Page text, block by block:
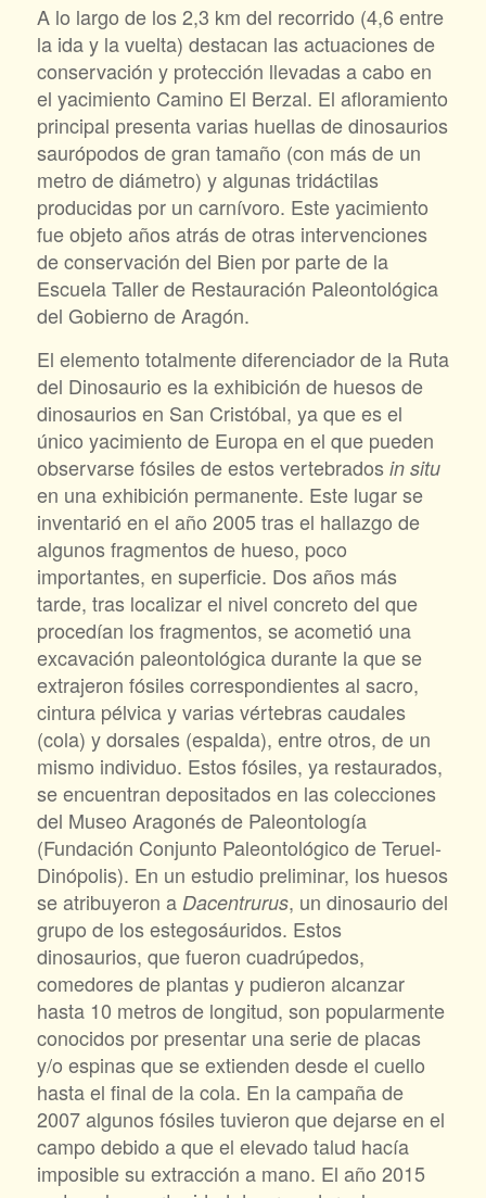
A lo largo de los 2,3 km del recorrido (4,6 entre
la ida y la vuelta) destacan las actuaciones de
conservación y protección llevadas a cabo en
el yacimiento Camino El Berzal. El afloramiento
principal presenta varias huellas de dinosaurios
saurópodos de gran tamaño (con más de un
metro de diámetro) y algunas tridáctilas
producidas por un carnívoro. Este yacimiento
fue objeto años atrás de otras intervenciones
de conservación del Bien por parte de la
Escuela Taller de Restauración Paleontológica
del Gobierno de Aragón.
El elemento totalmente diferenciador de la Ruta
del Dinosaurio es la exhibición de huesos de
dinosaurios en San Cristóbal, ya que es el
único yacimiento de Europa en el que pueden
observarse fósiles de estos vertebrados in situ
en una exhibición permanente. Este lugar se
inventarió en el año 2005 tras el hallazgo de
algunos fragmentos de hueso, poco
importantes, en superficie. Dos años más
tarde, tras localizar el nivel concreto del que
procedían los fragmentos, se acometió una
excavación paleontológica durante la que se
extrajeron fósiles correspondientes al sacro,
cintura pélvica y varias vértebras caudales
(cola) y dorsales (espalda), entre otros, de un
mismo individuo. Estos fósiles, ya restaurados,
se encuentran depositados en las colecciones
del Museo Aragonés de Paleontología
(Fundación Conjunto Paleontológico de Teruel-
Dinópolis). En un estudio preliminar, los huesos
se atribuyeron a Dacentrurus, un dinosaurio del
grupo de los estegosáuridos. Estos
dinosaurios, que fueron cuadrúpedos,
comedores de plantas y pudieron alcanzar
hasta 10 metros de longitud, son popularmente
conocidos por presentar una serie de placas
y/o espinas que se extienden desde el cuello
hasta el final de la cola. En la campaña de
2007 algunos fósiles tuvieron que dejarse en el
campo debido a que el elevado talud hacía
imposible su extracción a mano. El año 2015